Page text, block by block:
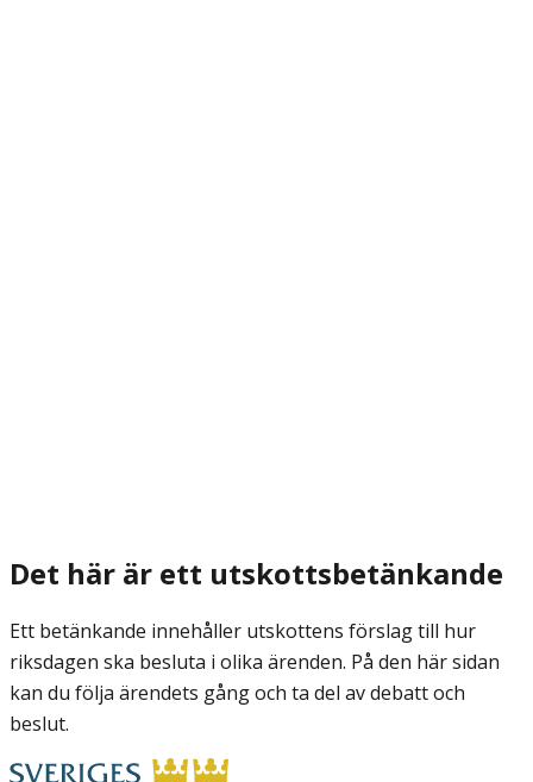
Det här är ett utskottsbetänkande
Ett betänkande innehåller utskottens förslag till hur
riksdagen ska besluta i olika ärenden. På den här sidan
kan du följa ärendets gång och ta del av debatt och
beslut.